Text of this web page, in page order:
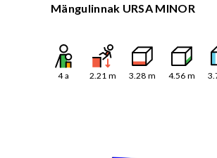
Mängulinnak URSA MINOR
4a 2.21 m 3.28 m 4.56 m